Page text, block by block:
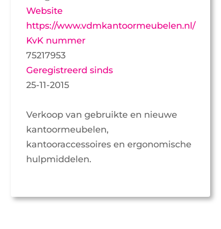
Website
https://www.vdmkantoormeubelen.nl/
KvK nummer
75217953
Geregistreerd sinds
25-11-2015
Verkoop van gebruikte en nieuwe
kantoormeubelen,
kantooraccessoires en ergonomische
hulpmiddelen.